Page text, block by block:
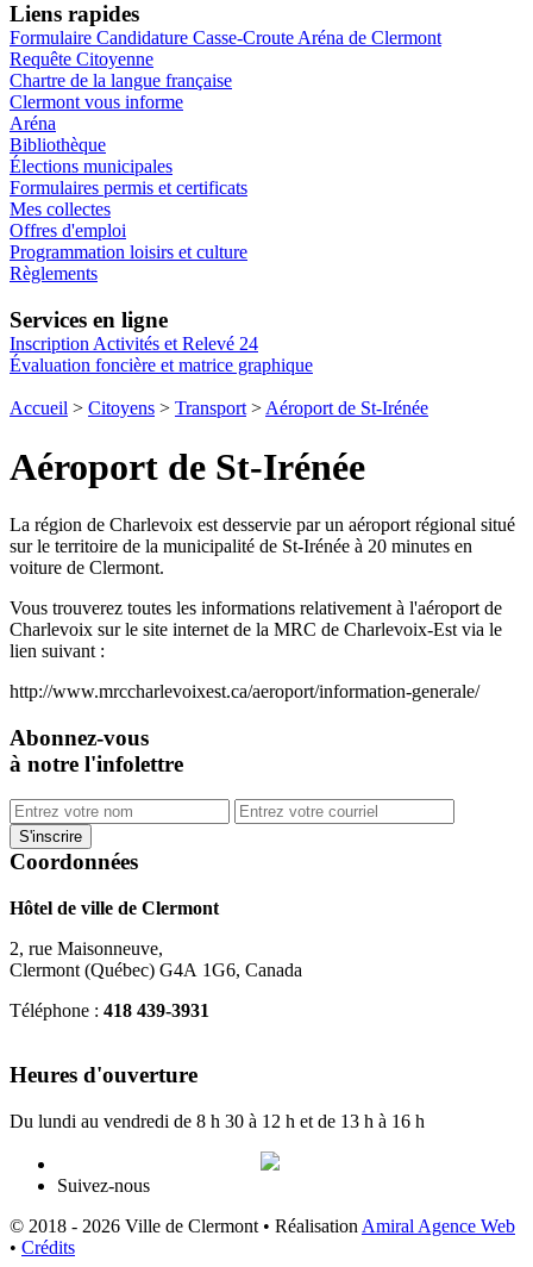
Liens rapides
Formulaire Candidature Casse-Croute Aréna de Clermont
Requête Citoyenne
Chartre de la langue française
Clermont vous informe
Aréna
Bibliothèque
Élections municipales
Formulaires permis et certificats
Mes collectes
Offres d'emploi
Programmation loisirs et culture
Règlements
Services en ligne
Inscription Activités et Relevé 24
Évaluation foncière et matrice graphique
Accueil > Citoyens > Transport > Aéroport de St-Irénée
Aéroport de St-Irénée
La région de Charlevoix est desservie par un aéroport régional situé
sur le territoire de la municipalité de St-Irénée à 20 minutes en
voiture de Clermont.
Vous trouverez toutes les informations relativement à l'aéroport de
Charlevoix sur le site internet de la MRC de Charlevoix-Est via le
lien suivant :
http://www.mrccharlevoixest.ca/aeroport/information-generale/
Abonnez-vous
à notre l'infolettre
Coordonnées
Hôtel de ville de Clermont
2, rue Maisonneuve,
Clermont (Québec) G4A 1G6, Canada
Téléphone : 418 439-3931
Heures d'ouverture
Du lundi au vendredi de 8 h 30 à 12 h et de 13 h à 16 h
Suivez-nous
© 2018 - 2026 Ville de Clermont • Réalisation Amiral Agence Web
• Crédits